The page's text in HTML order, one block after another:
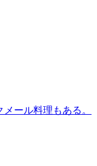
ール料理もある。